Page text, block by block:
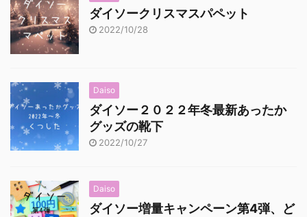
ダイソークリスマスパペット
2022/10/28
Daiso
ダイソー２０２２年冬最新あったか
グッズの靴下
2022/10/27
Daiso
ダイソー増量キャンペーン第4弾、ど